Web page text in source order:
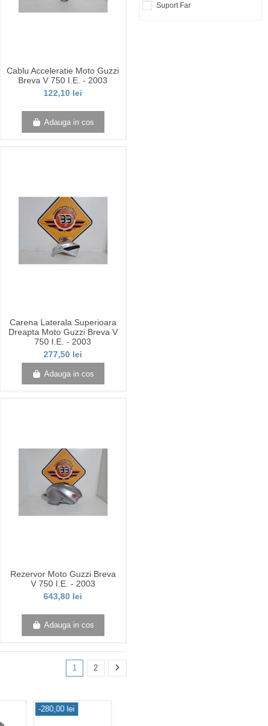
Cablu Acceleratie Moto Guzzi
Breva V 750 I.E. - 2003
122,10 lei
Adauga in cos
Carena Laterala Superioara
Dreapta Moto Guzzi Breva V
750 I.E. - 2003
277,50 lei
Adauga in cos
Rezervor Moto Guzzi Breva
V 750 I.E. - 2003
643,80 lei
Adauga in cos
1 2
-280,00 lei
Suport Far